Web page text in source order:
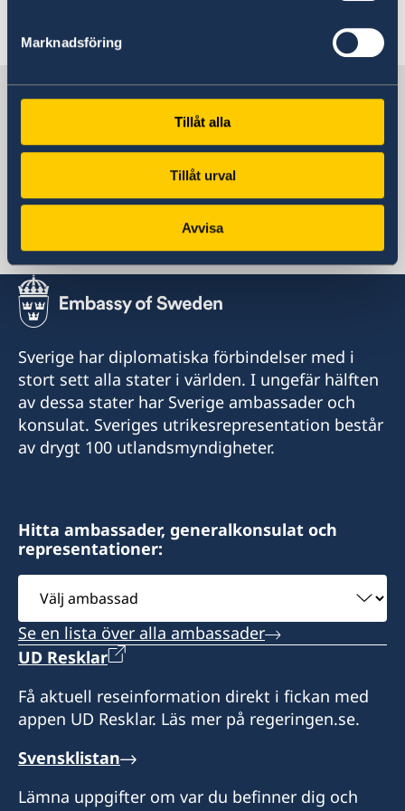
Marknadsföring
Tillåt alla
Tillåt urval
Avvisa
Sverige i Bosnien och
Sveriges ambassad
Bosnien och Hercegovina, Sarajevo
Sverige har diplomatiska förbindelser med i
stort sett alla stater i världen. I ungefär hälften
av dessa stater har Sverige ambassader och
konsulat. Sveriges utrikesrepresentation består
av drygt 100 utlandsmyndigheter.
Hitta ambassader, generalkonsulat och
representationer:
Välj
ambassad
Se en lista över alla ambassader
UD Resklar
Få aktuell reseinformation direkt i fickan med
appen UD Resklar. Läs mer på regeringen.se.
Svensklistan
Lämna uppgifter om var du befinner dig och